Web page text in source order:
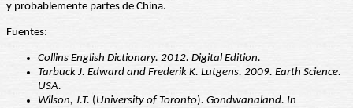
y probablemente partes de China.
Fuentes:
Collins English Dictionary. 2012. Digital Edition.
Tarbuck J. Edward and Frederik K. Lutgens. 2009. Earth Science.
USA.
Wilson, J.T. (University of Toronto). Gondwanaland. In